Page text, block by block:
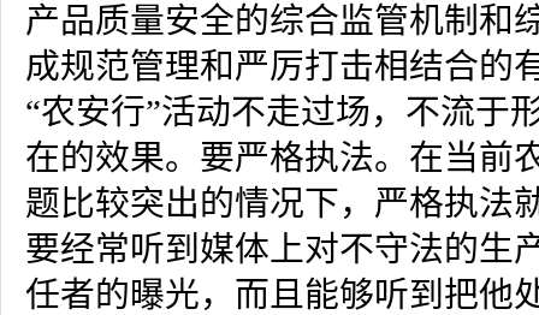
产品质量安全的综合监管机制和
成规范管理和严厉打击相结合的
“农安行”活动不走过场，不流于
在的效果。要严格执法。在当前
题比较突出的情况下，严格执法
要经常听到媒体上对不守法的生
任者的曝光，而且能够听到把他